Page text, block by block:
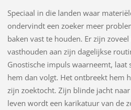
Speciaal in die landen waar
ondervindt een zoeker meer
baken vast te houden. Er zijn
vasthouden aan zijn dagelijkse
Gnostische impuls waarneemt, laat
hem dan volgt. Het ontbreekt hem
zijn zoektocht. Zijn blinde jacht
leven wordt een karikatuur van de